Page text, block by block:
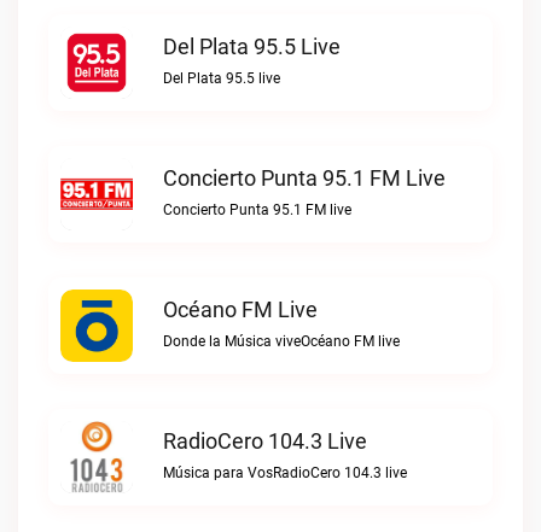
Del Plata 95.5 Live
Del Plata 95.5 live
Concierto Punta 95.1 FM Live
Concierto Punta 95.1 FM live
Océano FM Live
Donde la Música viveOcéano FM live
RadioCero 104.3 Live
Música para VosRadioCero 104.3 live